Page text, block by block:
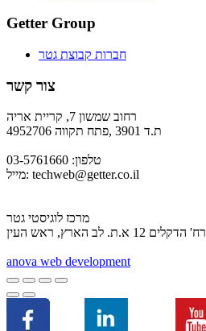
Getter Group
חברות קבוצת גטר
צור קשר
רחוב שמשון 7, קריית אריה
ת.ד 3901 ,פתח תקווה 4952706
טלפון: 03-5761660
מייל: techweb@getter.co.il
מרכז לוגיסטי גטר
רח' הדקלים 12 א.ת. לב הארץ, ראש העין
anova web development